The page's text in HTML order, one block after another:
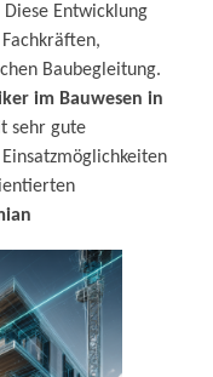
Entwicklung
Baubegleitung.
im Bauwesen in
sehr gute